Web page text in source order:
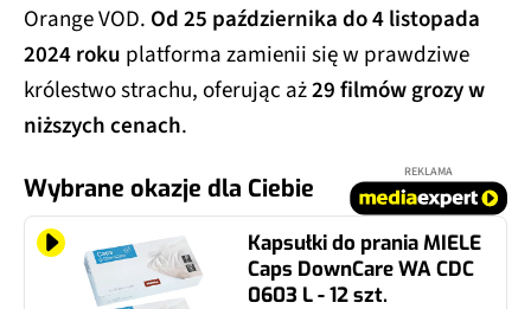
Orange VOD. Od 25 października do 4 listopada
2024 roku platforma zamienii się w prawdziwe
królestwo strachu, oferując aż29 filmów grozy w
niższych cenach.
Wybrane okazje dla Ciebie
REKLAMA
Kapsułki do prania MIELE
Caps DownCare WA CDC
0603 L - 12 szt.